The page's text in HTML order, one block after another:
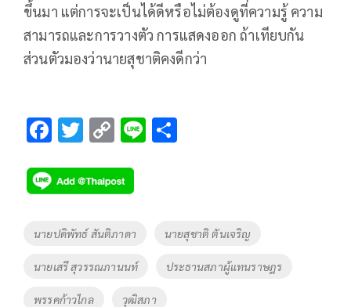
ขึ้นมา แต่การจะเป็นได้ดีหรือไม่ต้องดูที่ความรู้ ความ
สามารถและการวางตัว การแสดงออก ถ้าเทียบกัน
ส่วนตัวมองว่านายสุชาติคงดีกว่า
F
e
b
o
o
k
T
tt
er
C
p
y
Li
k
Li
Tags
นายปดิพัทธ์ สันติภาดา นายสุชาติ ตันเจริญ
นายเสรี สุวรรณภานนท์ ประธานสภาผู้แทนราษฎร
พรรคก้าวไกล วุฒิสภา